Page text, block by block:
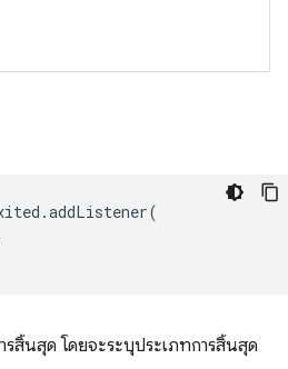
.addListener(
สิ้นสุด โดยจะระบุประเภทการสิ้นสุด